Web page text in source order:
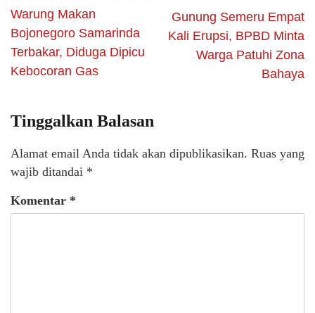
Warung Makan
Bojonegoro Samarinda
Terbakar, Diduga Dipicu
Kebocoran Gas
Gunung Semeru Empat
Kali Erupsi, BPBD Minta
Warga Patuhi Zona
Bahaya
Tinggalkan Balasan
Alamat email Anda tidak akan dipublikasikan. Ruas yang
wajib ditandai *
Komentar *